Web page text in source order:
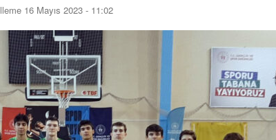
16 Mayıs 2023 - 11:02